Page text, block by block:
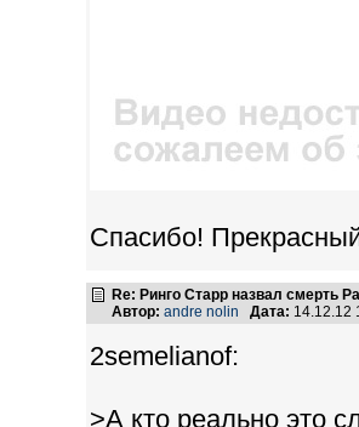
Спасибо!
Re: Ринго Старр назвал смерть
Автор: andre nolin Дата:
2semelianof:
>А кто реально это